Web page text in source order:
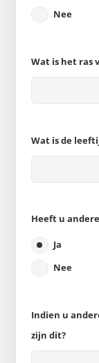
Nee
Wat is het ras
Wat is de
Heeft u
Ja
Nee
Indien u
zijn dit?